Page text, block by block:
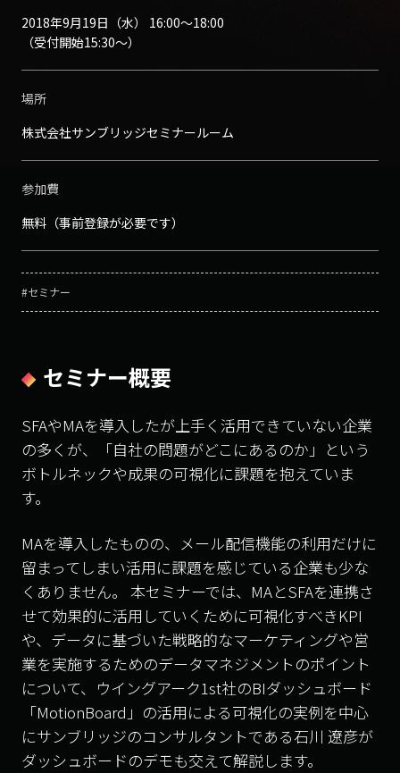
2018年9月19日（水） 16:00〜18:00
（受付開始15:30〜）
場所
株式会社サンブリッジセミナールーム
参加費
無料（事前登録が必要です）
#セミナー
セミナー概要
SFAやMAを導入したが上手く活用できていない企業
の多くが、「自社の問題がどこにあるのか」という
ボトルネックや成果の可視化に課題を抱えていま
す。
MAを導入したものの、メール配信機能の利用だけに
留まってしまい活用に課題を感じている企業も少な
くありません。 本セミナーでは、MAとSFAを連携さ
せて効果的に活用していくために可視化すべきKPI
や、データに基づいた戦略的なマーケティングや営
業を実施するためのデータマネジメントのポイント
について、ウイングアーク1st社のBIダッシュボード
「MotionBoard」の活用による可視化の実例を中心
にサンブリッジのコンサルタントである石川 遼彦が
ダッシュボードのデモも交えて解説します。